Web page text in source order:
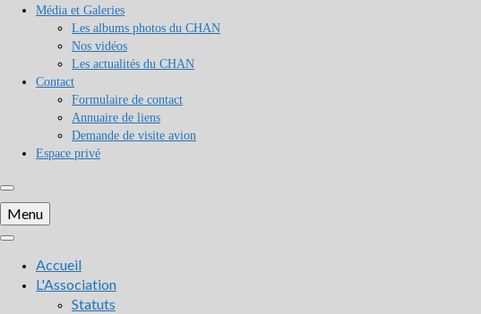
Média et Galeries
Les albums photos du CHAN
Nos vidéos
Les actualités du CHAN
Contact
Formulaire de contact
Annuaire de liens
Demande de visite avion
Espace privé
Menu
Accueil
L'Association
Statuts